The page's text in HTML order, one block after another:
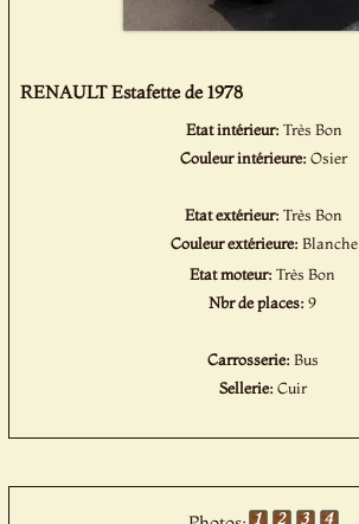
RENAULT Estafette de 1978
Etat intérieur: Très Bon
Couleur intérieure:Osier
Etat extérieur:Très Bon
Couleur extérieure: Blanche
Etat moteur:Très Bon
Nbr de places:9
Carrosserie: Bus
Sellerie: Cuir